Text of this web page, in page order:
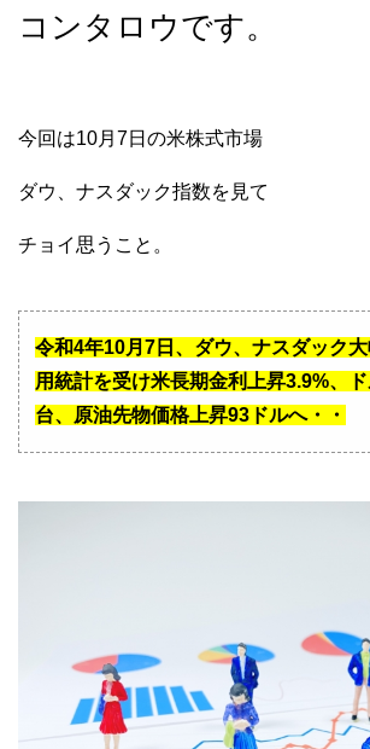
コンタロウです。
今回は10月7日の米株式市場
ダウ、ナスダック指数を見て
チョイ思うこと。
令和4年10月7日、ダウ、ナスダック
用統計を受け米長期金利上昇3.9%、
台、原油先物価格上昇93ドルへ・・